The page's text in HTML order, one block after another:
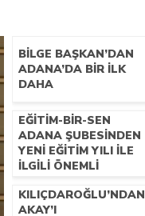
BİLGE BAŞKAN’DAN
ADANA’DA BİR İLK
DAHA
EĞİTİM-BİR-SEN
ADANA ŞUBESİNDEN
YENİ EĞİTİM YILI İLE
İLGİLİ ÖNEMLİ
KILIÇDAROĞLU’NDAN
AKAY’I